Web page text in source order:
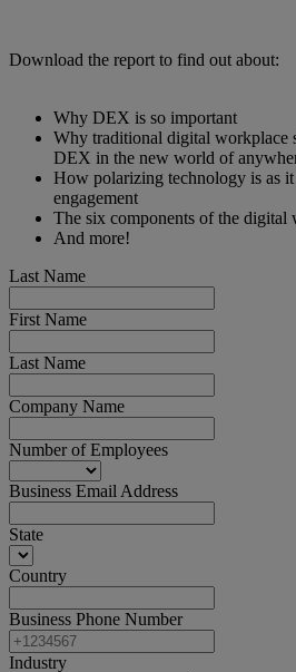
Download the report to find out about:
Why DEX is so important
Why traditional digital workplace
DEX in the new world of
How polarizing technology is as it
engagement
The six components of the digital
And more!
Last Name
First Name
Last Name
Company Name
Number of Employees
Business Email Address
State
Country
Business Phone Number
Industry